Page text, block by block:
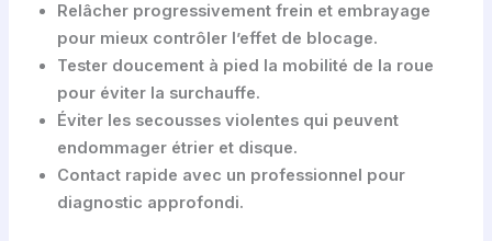
Relâcher progressivement frein et embrayage
pour mieux contrôler l’effet de blocage.
Tester doucement à pied la mobilité de la roue
pour éviter la surchauffe.
Éviter les secousses violentes qui peuvent
endommager étrier et disque.
Contact rapide avec un professionnel pour
diagnostic approfondi.